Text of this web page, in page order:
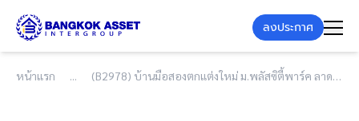
ลงประกาศ
หน้าแรก (B2978) บ้านมือสองตกแต่งใหม่ ม.พลัสซิตี้พาร์ค ลาดพร้าว71 (ซอยโรงเรียนสตรีวิทยา2) ทาวน์โฮม 3 ชั้น รองรับครอบครัวขยาย ฟังก์ชั่น 4 ห้องนอน 3 ห้องน้ำ เนื้อที่ 17 ตร.ว. ทำเลใจกลางเมือง เชื่อมต่อทั้งถนนประเสริฐมนูญกิจ ,เกษตร-นวมินทร์ , ลาดพร้าว , รัชโยธินฯ ใกล้ทางด่วนรามอินทรา เดินทางสะดวกสบาย ติดรถไฟฟ้าสายสีน้ำตาล "สถานีโรงเรียนสตรีวิทยา2"...